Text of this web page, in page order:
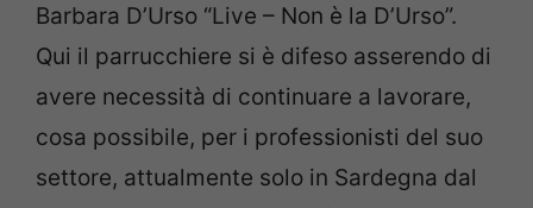
Barbara D’Urso “Live – Non è la D’Urso”.
Qui il parrucchiere si è difeso asserendo di
avere necessità di continuare a lavorare,
cosa possibile, per i professionisti del suo
settore, attualmente solo in Sardegna dal